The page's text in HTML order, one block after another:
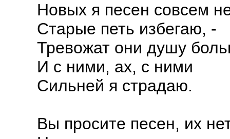
Новых я песен совсем
Старые петь избегаю, -
Тревожат они душу
И с ними, ах, с ними
Сильней я страдаю.
Вы просите песен, их